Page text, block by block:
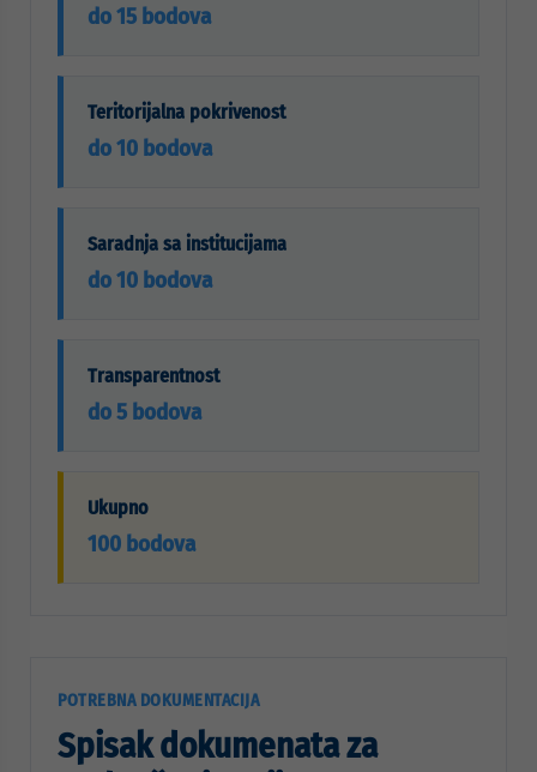
do 15 bodova
Teritorijalna pokrivenost
do 10 bodova
Saradnja sa institucijama
do 10 bodova
Transparentnost
do 5 bodova
Ukupno
100 bodova
POTREBNA DOKUMENTACIJA
Spisak dokumenata za